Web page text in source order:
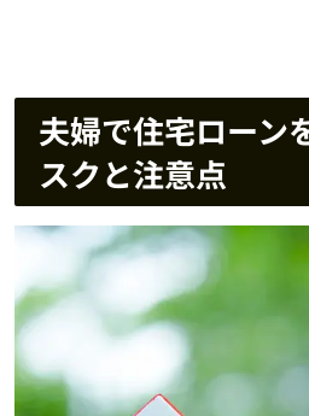
夫婦で住宅ローン
スクと注意点